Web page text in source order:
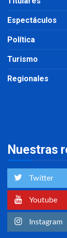
Espectáculos
Política
Turismo
Regionales
Nuestras
Twitter
Youtube
Instagram